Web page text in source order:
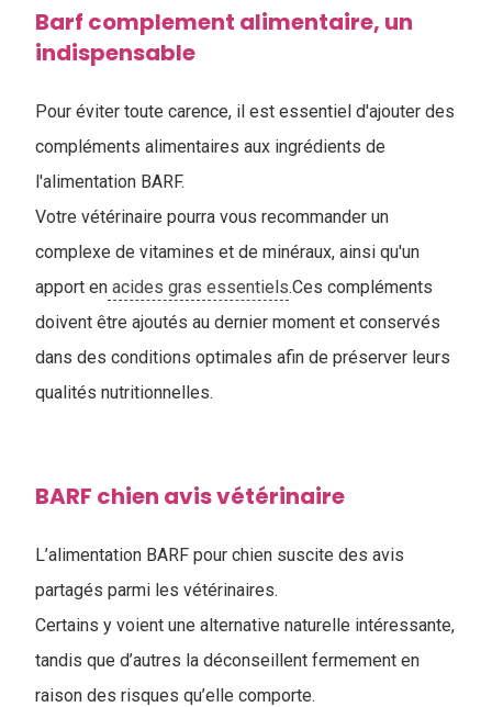
Barf complement alimentaire, un
indispensable
Pour éviter toute carence, il est essentiel d'ajouter des
compléments alimentaires aux ingrédients de
l'alimentation BARF.
Votre vétérinaire pourra vous recommander un
complexe de vitamines et de minéraux, ainsi qu'un
apport en acides gras essentiels.Ces compléments
doivent être ajoutés au dernier moment et conservés
dans des conditions optimales afin de préserver leurs
qualités nutritionnelles.
BARF chien avis vétérinaire
L’alimentation BARF pour chien suscite des avis
partagés parmi les vétérinaires.
Certains y voient une alternative naturelle intéressante,
tandis que d’autres la déconseillent fermement en
raison des risques qu’elle comporte.